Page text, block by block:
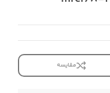
مقایسه